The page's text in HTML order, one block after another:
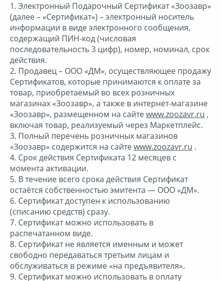
Рестораны
Спорт
Товары для дома
Универсальные карты
Хобби
Электроника и техника
Ювелирные украшения
1. Электронный Подарочный Сертификат «Зоозавр»
(далее – «Сертификат») – электронный носитель
информации в виде электронного сообщения,
содержащий ПИН-код (числовая
последовательность 3 цифр), номер, номинал, срок
действия.
2. Продавец – ООО «ДМ», осуществляющее продажу
Сертификатов, которые принимаются к оплате за
товар, приобретаемый во всех розничных
магазинах «Зоозавр», а также в интернет-магазине
«Зоозавр», размещенном на сайтеwww.zoozavr.ru ,
включая товар, реализуемый через Маркетплейс.
3. Полный перечень розничных магазинов
«Зоозавр» содержится на сайтеwww.zoozavr.ru .
4. Срок действия Сертификата 12 месяцев с
момента активации.
5. В течение всего срока действия Сертификат
остаётся собственностью эмитента — ООО «ДМ».
6. Сертификат доступен к использованию
(списанию средств) сразу.
7. Сертификат можно использовать в
распечатанном виде.
8. Сертификат не является именным и может
свободно передаваться третьим лицам и
обслуживаться в режиме «на предъявителя».
9. Сертификат можно использовать в оплату